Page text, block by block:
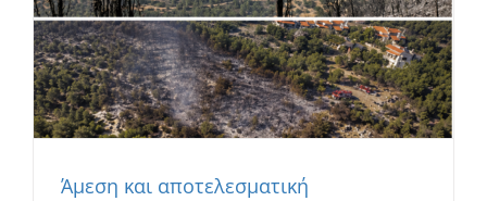
Άμεση και αποτελεσματική